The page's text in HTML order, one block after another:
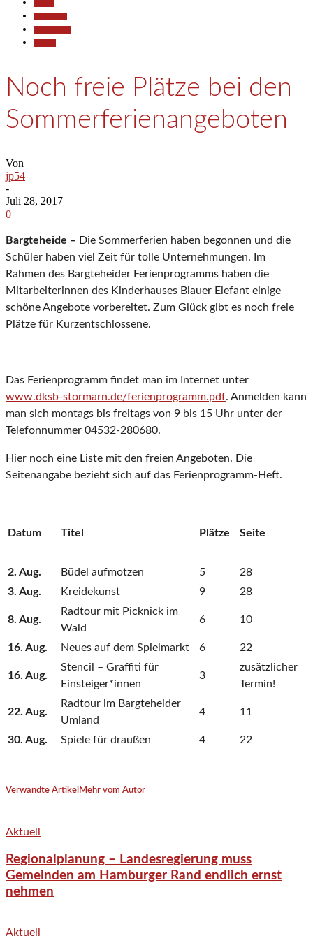
Noch freie Plätze bei den
Sommerferienangeboten
Von
jp54
-
Juli 28, 2017
0
Bargteheide – Die Sommerferien haben begonnen und die
Schüler haben viel Zeit für tolle Unternehmungen. Im
Rahmen des Bargteheider Ferienprogramms haben die
Mitarbeiterinnen des Kinderhauses Blauer Elefant einige
schöne Angebote vorbereitet. Zum Glück gibt es noch freie
Plätze für Kurzentschlossene.
Das Ferienprogramm findet man im Internet unter
www.dksb-stormarn.de/ferienprogramm.pdf. Anmelden kann
man sich montags bis freitags von 9 bis 15 Uhr unter der
Telefonnummer 04532-280680.
Hier noch eine Liste mit den freien Angeboten. Die
Seitenangabe bezieht sich auf das Ferienprogramm-Heft.
Datum Titel Plätze Seite
2. Aug. Büdel aufmotzen 5
28
3. Aug.
Kreidekunst 9 28
8. Aug.
Radtour mit Picknick im
Wald
6 10
16. Aug. Neues auf dem Spielmarkt 6 22
16. Aug.
Stencil – Graffiti für
Einsteiger*innen
3
zusätzlicher
Termin!
22. Aug.
Radtour im Bargteheider
Umland
4 11
30. Aug. Spiele für draußen 4 22
Verwandte Artikel Mehr vom Autor
Aktuell
Regionalplanung – Landesregierung muss
Gemeinden am Hamburger Rand endlich ernst
nehmen
Aktuell